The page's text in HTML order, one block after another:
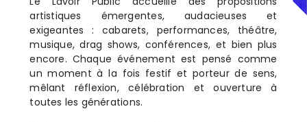
artistiques émergentes, audacieuses et
exigeantes : cabarets, performances, théâtre,
musique, drag shows, conférences, et bien plus
encore. Chaque événement est pensé comme
un moment à la fois festif et porteur de sens,
mêlant réflexion, célébration et ouverture à
toutes les générations.